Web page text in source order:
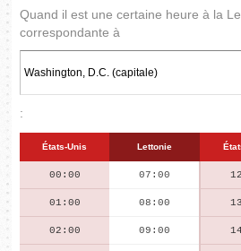
Quand il est une certaine heure à la
correspondante à
:
États-Unis Lettonie
00:00 07:00
01:00 08:00
02:00 09:00